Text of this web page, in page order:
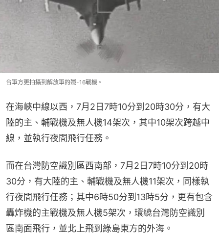
台軍方更拍攝到解放軍的殲-16戰機。
在海峽中線以西，7月2日7時10分到20時30分，有大
陸的主、輔戰機及無人機14架次，其中10架次跨越中
線，並執行夜間飛行任務。
而在台灣防空識別區西南部，7月2日7時10分到20時
30分，有大陸的主、輔戰機及無人機11架次，同樣執
行夜間飛行任務；其中6時50分到13時5分，更有包含
轟炸機的主戰機及無人機5架次，環繞台灣防空識別
區南面飛行，並北上飛到綠島東方的外海。